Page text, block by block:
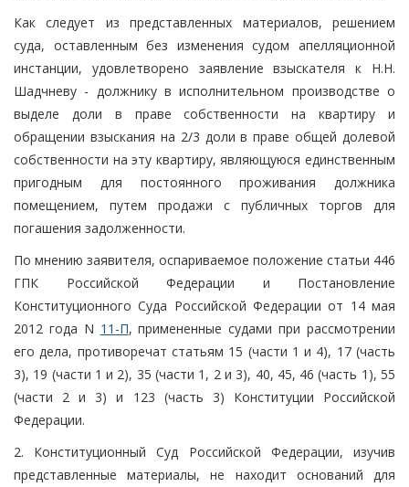
Как следует из представленных материалов, решением
суда, оставленным без изменения судом апелляционной
инстанции, удовлетворено заявление взыскателя к Н.Н.
Шадчневу - должнику в исполнительном производстве о
выделе доли в праве собственности на квартиру и
обращении взыскания на 2/3 доли в праве общей долевой
собственности на эту квартиру, являющуюся единственным
пригодным для постоянного проживания должника
помещением, путем продажи с публичных торгов для
погашения задолженности.
По мнению заявителя, оспариваемое положение статьи 446
ГПК Российской Федерации и Постановление
Конституционного Суда Российской Федерации от 14 мая
2012 года N 11-П, примененные судами при рассмотрении
его дела, противоречат статьям 15 (части 1 и 4), 17 (часть
3), 19 (части 1 и 2), 35 (части 1, 2 и 3), 40, 45, 46 (часть 1), 55
(части 2 и 3) и 123 (часть 3) Конституции Российской
Федерации.
2. Конституционный Суд Российской Федерации, изучив
представленные материалы, не находит оснований для